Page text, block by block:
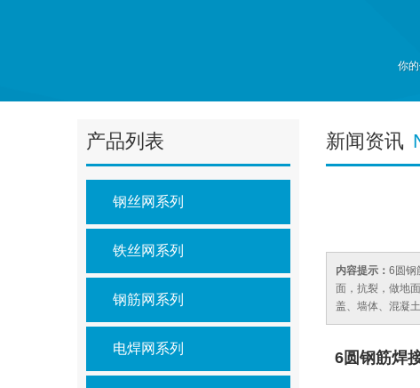
你的
产品列表
钢丝网系列
铁丝网系列
钢筋网系列
电焊网系列
新闻资讯
内容提示： 6圆钢
面，抗裂，做地
盖、墙体、混凝
6圆钢筋焊